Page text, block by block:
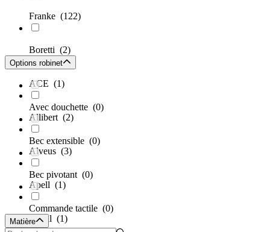
Franke (122)
Boretti (2)
ACE (1)
Allibert (2)
Alveus (3)
Apell (1)
Avital (1)
Options robinet
Avec douchette (0)
Bec extensible (0)
Bec pivotant (0)
Commande tactile (0)
Matière